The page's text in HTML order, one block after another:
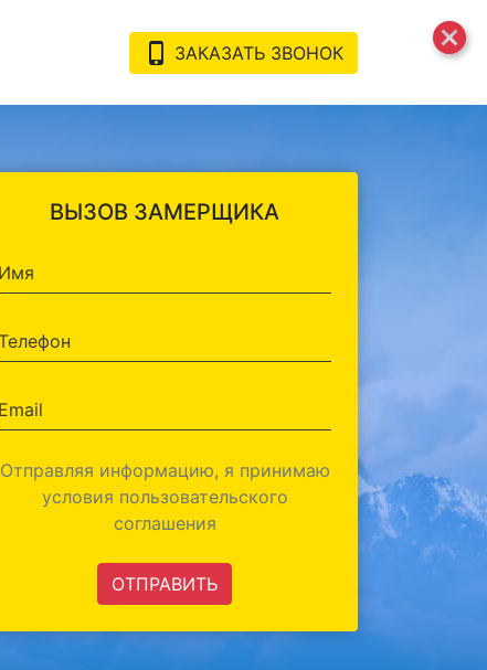
phone_iphone ЗАКАЗАТЬ ЗВОНОК
ВЫЗОВ ЗАМЕРЩИКА
Отправляя информацию, я принимаю
условия пользовательского
соглашения
ОТПРАВИТЬ
cancel